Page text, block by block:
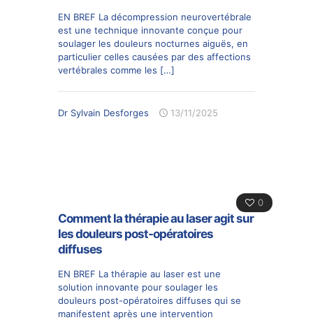
EN BREF La décompression neurovertébrale
est une technique innovante conçue pour
soulager les douleurs nocturnes aiguës, en
particulier celles causées par des affections
vertébrales comme les […]
Dr Sylvain Desforges 13/11/2025
0
Comment la thérapie au laser agit sur
les douleurs post-opératoires
diffuses
EN BREF La thérapie au laser est une
solution innovante pour soulager les
douleurs post-opératoires diffuses qui se
manifestent après une intervention